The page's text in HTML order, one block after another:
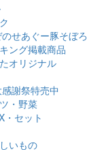
せあぐー豚そぼろ
ング掲載商品
オリジナル
謝祭特売中
・野菜
・セット
いもの